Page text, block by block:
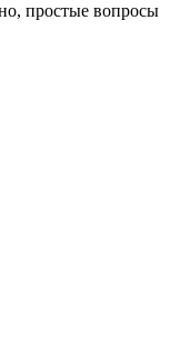
простые вопросы